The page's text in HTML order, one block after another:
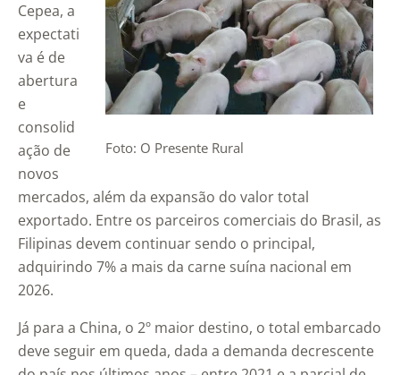
Foto: O Presente Rural
Cepea, a
expectati
va é de
abertura
e
consolid
ação de
novos
mercados, além da expansão do valor total
exportado. Entre os parceiros comerciais do Brasil, as
Filipinas devem continuar sendo o principal,
adquirindo 7% a mais da carne suína nacional em
2026.
Já para a China, o 2º maior destino, o total embarcado
deve seguir em queda, dada a demanda decrescente